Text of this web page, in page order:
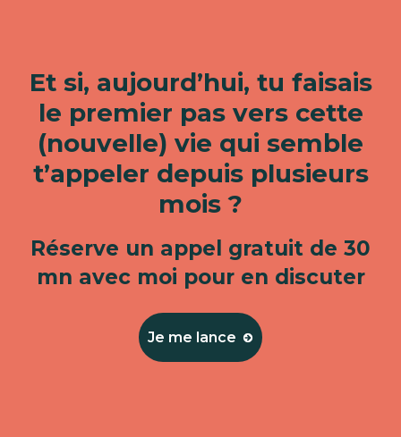
Et si, aujourd’hui, tu faisais
le premier pas vers cette
(nouvelle) vie qui semble
t’appeler depuis plusieurs
mois ?
Réserve un appel gratuit de 30
mn avec moi pour en discuter
Je me lance